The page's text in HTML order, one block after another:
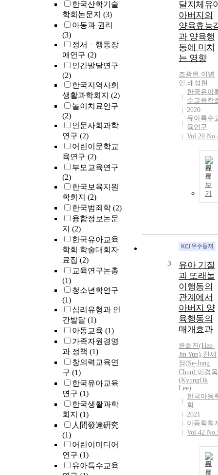
한국산학기술
학회논문지 (3)
아동과 권리
(3)
정서ㆍ행동장
애연구 (2)
인간발달연구
(2)
한국지역사회
생활과학회지 (2)
놀이치료연구
(2)
인문사회과학
연구 (2)
어린이문학교
육연구 (2)
부모교육연구
(2)
한국보육지원
학회지 (2)
한국범죄학 (2)
융합정보논문
지 (2)
한국유아교육
학회 학술대회자
료집 (2)
교육연구논총
(1)
청소년학연구
(1)
심리유형과 인
간발달 (1)
아동교육 (1)
가족자원경영
과 정책 (1)
창의력교육연
구 (1)
한국유아교육
연구 (1)
한국생활과학
회지 (1)
人間發達硏究
(1)
어린이미디어
연구 (1)
유아특수교육
달지체유
아버지의
양육효능
과 양육행
동에 미치
는 영향
조광현 ,이병
인 ,배성현
한국유아
수교육학
2020
유아특수
육연구
Vol.20
원
문
보
기
3
유아 기질
과 또래놀
이행동의
관계에서
아버지 양
육행동의
매개효과
윤희진(Hee-
Jin Yun),천세
정(Se-Jung
Chun),이경옥
(KyungOk
Lee)
한국아동
회
2021
아동학회
Vol.42
원
문